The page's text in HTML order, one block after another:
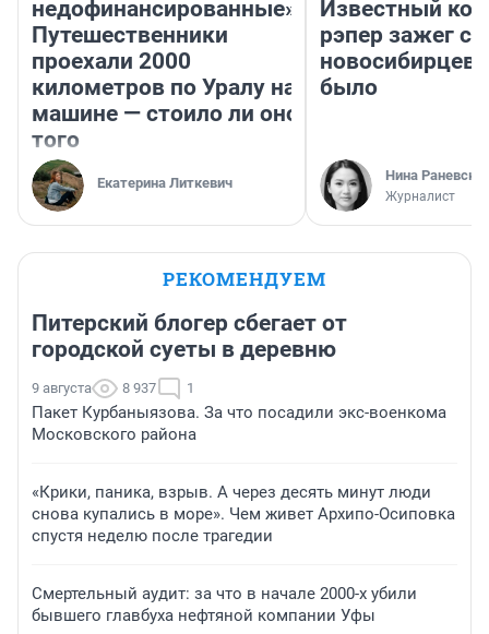
недофинансированные».
Путешественники
проехали 2000
километров по Уралу на
машине — стоило ли оно
того
Екатерина Литкевич
Известный
рэпер зажег с
новосибирцев:
было
Нина
Журналист
РЕКОМЕНДУЕМ
Питерский блогер сбегает от
городской суеты в деревню
9 августа 8 937 1
Пакет Курбаныязова. За что посадили экс-военкома
Московского района
«Крики, паника, взрыв. А через десять минут люди
снова купались в море». Чем живет Архипо-Осиповка
спустя неделю после трагедии
Смертельный аудит: за что в начале 2000-х убили
бывшего главбуха нефтяной компании Уфы